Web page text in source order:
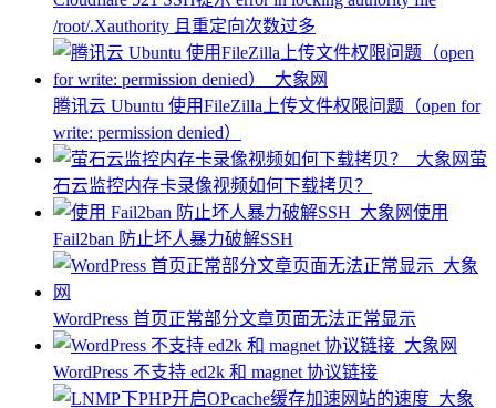
/root/.Xauthority 且重定向次数过多
腾讯云 Ubuntu 使用FileZilla上传文件权限问题（open for
write: permission denied）
萤
石云监控内存卡录像视频如何下载拷贝？
使用
Fail2ban 防止坏人暴力破解SSH
WordPress 首页正常部分文章页面无法正常显示
WordPress 不支持 ed2k 和 magnet 协议链接